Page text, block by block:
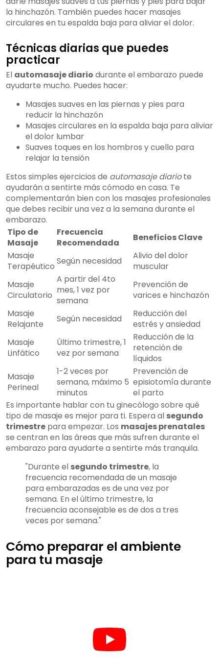
la hinchazón. También puedes hacer masajes
circulares en tu espalda baja para aliviar el dolor.
Técnicas diarias que puedes
practicar
El automasaje diario durante el embarazo puede
ayudarte mucho. Puedes hacer:
Masajes suaves en las piernas y pies para
reducir la hinchazón
Masajes circulares en la espalda baja para aliviar
el dolor lumbar
Suaves toques en los hombros y cuello para
relajar la tensión
Estos simples ejercicios de automasaje diariote
ayudarán a sentirte más cómodo en casa. Te
complementarán bien con los masajes profesionales
que debes recibir una vez a la semana durante el
embarazo.
Tipo de
Masaje
Frecuencia
Recomendada
Beneficios Clave
Masaje
Terapéutico Según necesidad
Alivio del dolor
muscular
Masaje
Circulatorio
A partir del 4to
mes, 1 vez por
semana
Prevención de
varices e hinchazón
Masaje
Relajante
Según necesidad
Reducción del
estrés y ansiedad
Masaje
Linfático
Último trimestre, 1
vez por semana
Reducción de la
retención de
líquidos
Masaje
Perineal
1-2 veces por
semana, máximo 5
minutos
Prevención de
episiotomía durante
el parto
Es importante hablar con tu ginecólogo sobre qué
tipo de masaje es mejor para ti. Espera al segundo
trimestre para empezar. Los masajes prenatales
se centran en las áreas que más sufren durante el
embarazo para ayudarte a sentirte más tranquila.
"Durante el segundo trimestre, la
frecuencia recomendada de un masaje
para embarazadas es de una vez por
semana. En el último trimestre, la
frecuencia aconsejable es de dos a tres
veces por semana."
Cómo preparar el ambiente
para tu masaje